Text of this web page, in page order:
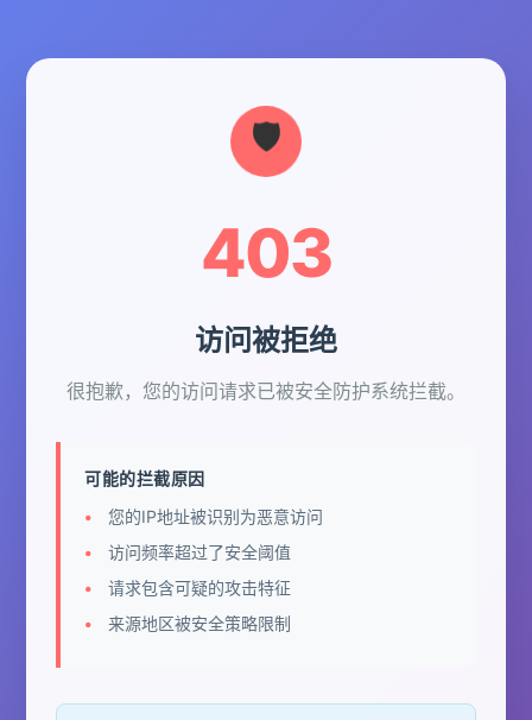
403
访问被拒绝
很抱歉，您的访问请求已被安全防护系统拦截。
可能的拦截原因
您的IP地址被识别为恶意访问
访问频率超过了安全阈值
请求包含可疑的攻击特征
来源地区被安全策略限制